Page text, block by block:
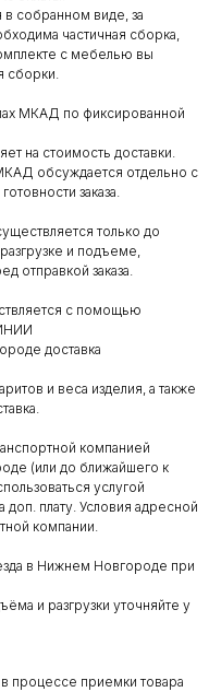
в собранном виде, за
частичная сборка,
с мебелью вы
сборки.
МКАД по фиксированной
на стоимость доставки.
обсуждается отдельно с
заказа.
только до
и подъеме,
отправкой заказа.
с помощью
доставка
и веса изделия, а также
компанией
(или до ближайшего к
услугой
доп. плату. Условия адресной
компании.
в Нижнем Новгороде при
и разгрузки уточняйте у
процессе приемки товара